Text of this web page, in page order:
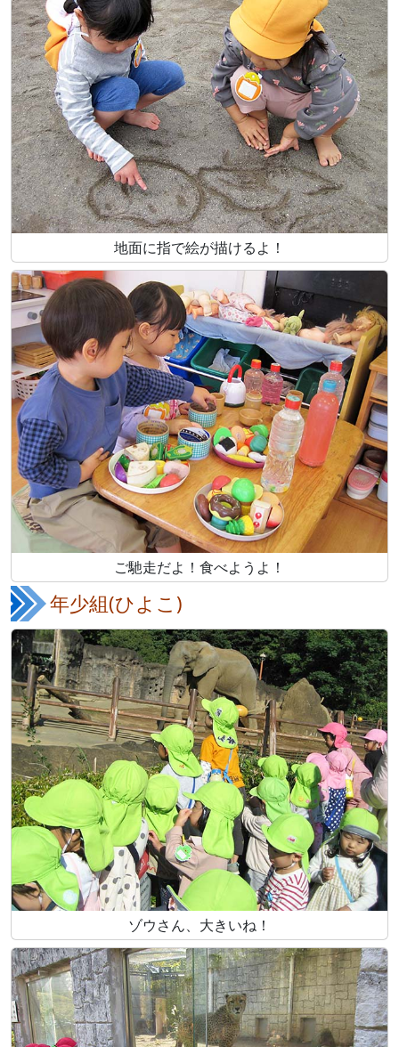
地面に指で絵が描けるよ！
ご馳走だよ！食べようよ！
年少組(ひよこ)
ゾウさん、大きいね！